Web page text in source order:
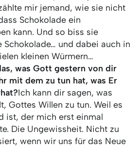
mir jemand, wie sie nicht
Schokolade ein
kann. Und so biss sie
Schokolade… und dabei auch in
kleinen Würmern…
was Gott gestern von dir
mit dem zu tun hat, was Er
Ich kann dir sagen, was
Gottes Willen zu tun. Weil es
ist, der mich erst einmal
Die Ungewissheit. Nicht zu
wenn wir uns für das Neue